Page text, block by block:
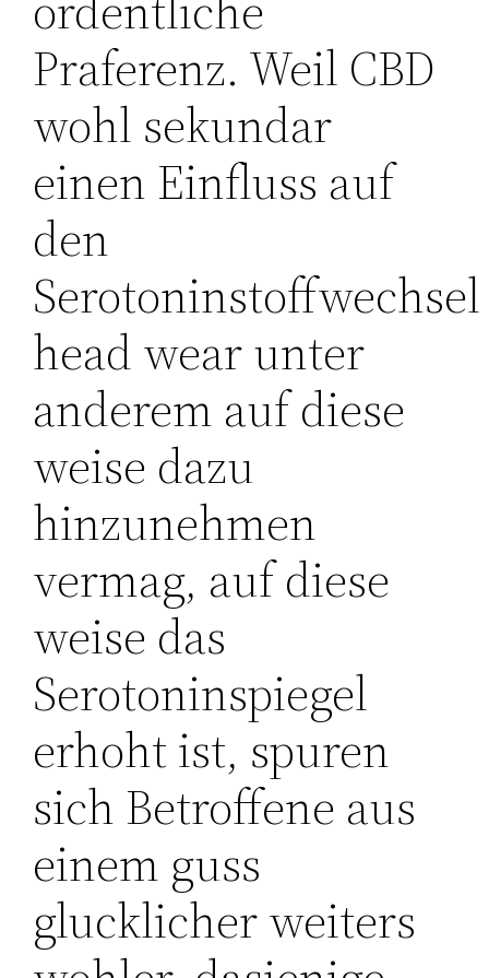
Praferenz. Weil CBD
wohl sekundar
einen Einfluss auf
den
Serotoninstoffwechsel
head wear unter
anderem auf diese
weise dazu
hinzunehmen
vermag, auf diese
weise das
Serotoninspiegel
erhoht ist, spuren
sich Betroffene aus
einem guss
glucklicher weiters